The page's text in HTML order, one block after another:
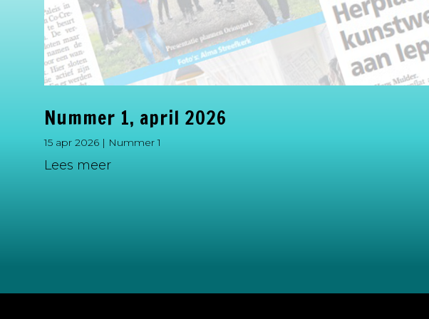
Nummer 1, april 2026
15 apr 2026| Nummer 1
Lees meer